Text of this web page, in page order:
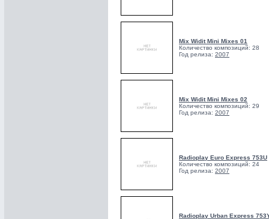
Mix Widit Mini Mixes 01
Количество композиций: 28
Год релиза: 2007
Mix Widit Mini Mixes 02
Количество композиций: 29
Год релиза: 2007
Radioplay Euro Express 753U
Количество композиций: 24
Год релиза: 2007
Radioplay Urban Express